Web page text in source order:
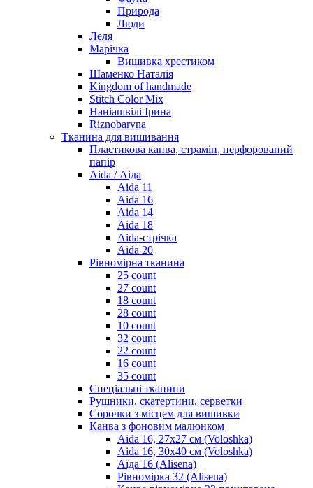
Природа
Люди
Леля
Марічка
Вишивка хрестиком
Шаменко Наталія
Kingdom of handmade
Stitch Color Mix
Наніашвілі Ірина
Riznobarvna
Тканина для вишивання
Пластикова канва, страмін, перфорований
папір
Aida / Аіда
Aida 11
Aida 16
Aida 14
Aida 18
Aida-стрічка
Aida 20
Рівномірна тканина
25 count
27 count
18 count
28 count
10 count
32 count
22 count
16 count
35 count
Спеціальні тканини
Рушники, скатертини, серветки
Сорочки з місцем для вишивки
Канва з фоновим малюнком
Aida 16, 27х27 см (Voloshka)
Aida 16, 30х40 см (Voloshka)
Аїда 16 (Alisena)
Рівномірка 32 (Alisena)